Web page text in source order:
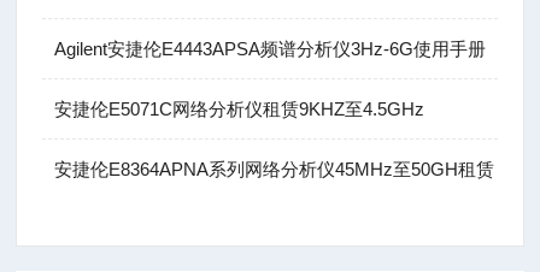
Agilent安捷伦E4443APSA频谱分析仪3Hz-6G使用手册
安捷伦E5071C网络分析仪租赁9KHZ至4.5GHz
安捷伦E8364APNA系列网络分析仪45MHz至50GH租赁